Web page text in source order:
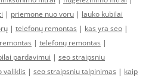
| priemone nuo voru | lauko kubilai
| telefonų remontas | kas yra seo |
| telefonų remontas |
pardavimui | seo straipsniu
valiklis | seo straipsniu talpinimas | kaip